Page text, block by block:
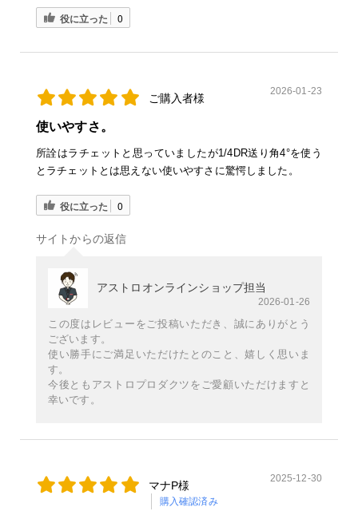
役に立った 0
ご購入者様
2026-01-23
使いやすさ。
所詮はラチェットと思っていましたが1/4DR送り角4°を使う
とラチェットとは思えない使いやすさに驚愕しました。
役に立った 0
サイトからの返信
アストロオンラインショップ担当
2026-01-26
この度はレビューをご投稿いただき、誠にありがとう
ございます。
使い勝手にご満足いただけたとのこと、嬉しく思いま
す。
今後ともアストロプロダクツをご愛顧いただけますと
幸いです。
マナP様
購入確認済み
2025-12-30